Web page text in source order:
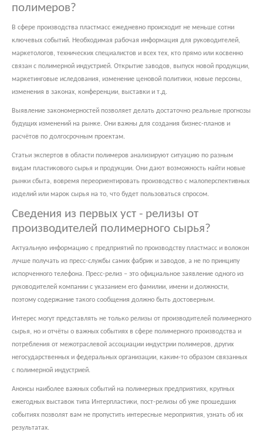
полимеров?
В сфере производства пластмасс ежедневно происходит не меньше сотни
ключевых событий. Необходимая рабочая информация для руководителей,
маркетологов, технических специалистов и всех тех, кто прямо или косвенно
связан с полимерной индустрией. Открытие заводов, выпуск новой продукции,
маркетинговые иследования, изменение ценовой политики, новые персоны,
изменения в законах, конференции, выставки и т.д.
Выявление закономерностей позволяет делать достаточно реальные прогнозы
будущих изменений на рынке. Они важны для создания бизнес-планов и
расчётов по долгосрочным проектам.
Статьи экспертов в области полимеров анализируют ситуацию по разным
видам пластикового сырья и продукции. Они дают возможность найти новые
рынки сбыта, вовремя переориентировать производство с малоперспективных
изделий или марок сырья на то, что будет пользоваться спросом.
Сведения из первых уст - релизы от
производителей полимерного сырья?
Актуальную информацию с предприятий по производству пластмасс и волокон
лучше получать из пресс-службы самих фабрик и заводов, а не по принципу
испорченного телефона. Пресс-релиз – это официальное заявление одного из
руководителей компании с указанием его фамилии, имени и должности,
поэтому содержание такого сообщения должно быть достоверным.
Интерес могут представлять не только релизы от производителей полимерного
сырья, но и отчёты о важных событиях в сфере полимерного производства и
потребления от межотраслевой ассоциации индустрии полимеров, других
негосударственных и федеральных организации, каким-то образом связанных
с полимерной индустрией.
Анонсы наиболее важных событий на полимерных предприятиях, крупных
ежегодных выставок типа Интерпластики, пост-релизы об уже прошедших
событиях позволят вам не пропустить интересные мероприятия, узнать об их
результатах.